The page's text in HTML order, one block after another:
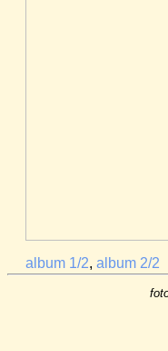
album 1/2, album 2/2